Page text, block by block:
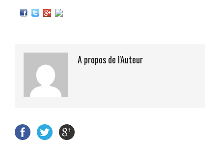
A propos de l'Auteur